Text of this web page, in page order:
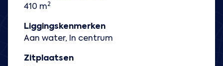
410 m2
Liggingskenmerken
Aan water, In centrum
Zitplaatsen